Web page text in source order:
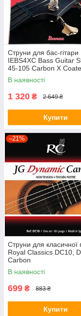
Струни для бас-
IEBS4XC Bass Guitar
45-105 Carbon X
В наявності
1 320 ₴ 2 649 ₴
Купити
–21%
Струни для класичної
Royal Classics DC10,
Carbon
В наявності
699 ₴ 883 ₴
Купити